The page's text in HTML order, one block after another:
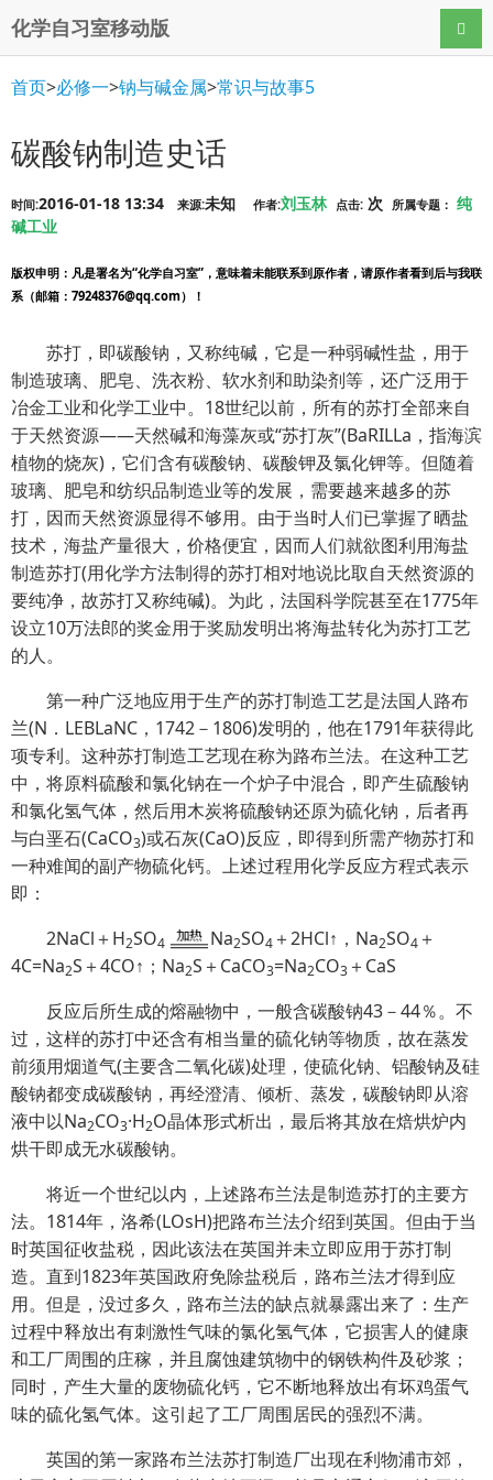
化学自习室移动版 导航
首页>必修一>钠与碱金属>常识与故事5
碳酸钠制造史话
时间:2016-01-18 13:34 来源:未知 作者:刘玉林 点击: 次 所属专题： 纯
碱工业
版权申明 ：凡是署名为“化学自习室”，意味着未能联系到原作者，请原作者看到后与我联
系（邮箱：79248376@qq.com）！
苏打，即碳酸钠，又称纯碱，它是一种弱碱性盐，用于
制造玻璃、肥皂、洗衣粉、软水剂和助染剂等，还广泛用于
冶金工业和化学工业中。18世纪以前，所有的苏打全部来自
于天然资源——天然碱和海藻灰或“苏打灰”(BaRILLa，指海滨
植物的烧灰)，它们含有碳酸钠、碳酸钾及氯化钾等。但随着
玻璃、肥皂和纺织品制造业等的发展，需要越来越多的苏
打，因而天然资源显得不够用。由于当时人们已掌握了晒盐
技术，海盐产量很大，价格便宜，因而人们就欲图利用海盐
制造苏打(用化学方法制得的苏打相对地说比取自天然资源的
要纯净，故苏打又称纯碱)。为此，法国科学院甚至在1775年
设立10万法郎的奖金用于奖励发明出将海盐转化为苏打工艺
的人。
第一种广泛地应用于生产的苏打制造工艺是法国人路布
兰(N．LEBLaNC，1742－1806)发明的，他在1791年获得此
项专利。这种苏打制造工艺现在称为路布兰法。在这种工艺
中，将原料硫酸和氯化钠在一个炉子中混合，即产生硫酸钠
和氯化氢气体，然后用木炭将硫酸钠还原为硫化钠，后者再
与白垩石(CaCO3)或石灰(CaO)反应，即得到所需产物苏打和
一种难闻的副产物硫化钙。上述过程用化学反应方程式表示
即：
2NaCl＋H2SO4 Na2SO4 ＋2HCl↑，Na2SO4 ＋
4C=Na2S＋4CO↑；Na2S＋CaCO3=Na2CO3 ＋CaS
反应后所生成的熔融物中，一般含碳酸钠43－44％。不
过，这样的苏打中还含有相当量的硫化钠等物质，故在蒸发
前须用烟道气(主要含二氧化碳)处理，使硫化钠、铝酸钠及硅
酸钠都变成碳酸钠，再经澄清、倾析、蒸发，碳酸钠即从溶
液中以Na2CO3·H2O晶体形式析出，最后将其放在焙烘炉内
烘干即成无水碳酸钠。
将近一个世纪以内，上述路布兰法是制造苏打的主要方
法。1814年，洛希(LOsH)把路布兰法介绍到英国。但由于当
时英国征收盐税，因此该法在英国并未立即应用于苏打制
造。直到1823年英国政府免除盐税后，路布兰法才得到应
用。但是，没过多久，路布兰法的缺点就暴露出来了：生产
过程中释放出有刺激性气味的氯化氢气体，它损害人的健康
和工厂周围的庄稼，并且腐蚀建筑物中的钢铁构件及砂浆；
同时，产生大量的废物硫化钙，它不断地释放出有坏鸡蛋气
味的硫化氢气体。这引起了工厂周围居民的强烈不满。
英国的第一家路布兰法苏打制造厂出现在利物浦市郊，